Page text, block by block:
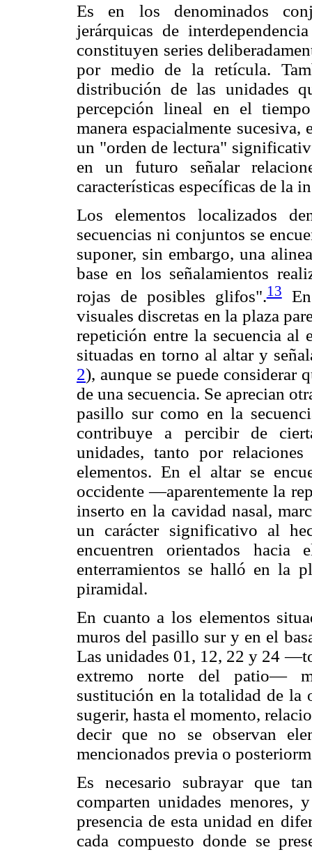
Es en los denominados
jerárquicas de
constituyen series
por medio de la retícula.
distribución de las unidades
percepción lineal en el
manera espacialmente
un "orden de lectura"
en un futuro señalar
características específicas de la
Los elementos localizados
secuencias ni conjuntos se
suponer, sin embargo, una
base en los señalamientos
rojas de posibles glifos".13En
visuales discretas en la plaza
repetición entre la secuencia al
situadas en torno al altar y
2), aunque se puede considerar
de una secuencia. Se aprecian
pasillo sur como en la
contribuye a percibir de
unidades, tanto por
elementos. En el altar se
occidente —aparentemente la
inserto en la cavidad nasal,
un carácter significativo al
encuentren orientados
enterramientos se halló en la
piramidal.
En cuanto a los elementos
muros del pasillo sur y en el
Las unidades 01, 12, 22 y 24
extremo norte del patio—
sustitución en la totalidad de la
sugerir, hasta el momento,
decir que no se observan
mencionados previa o
Es necesario subrayar que
comparten unidades
presencia de esta unidad en
cada compuesto donde se